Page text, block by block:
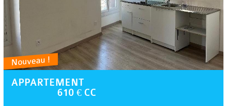
Nouveau !
APPARTEMENT
610 € CC